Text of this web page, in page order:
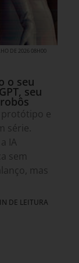
DE 2026 08H00
o seu
seu
protótipo e
série.
IA
sem
mas
DE LEITURA